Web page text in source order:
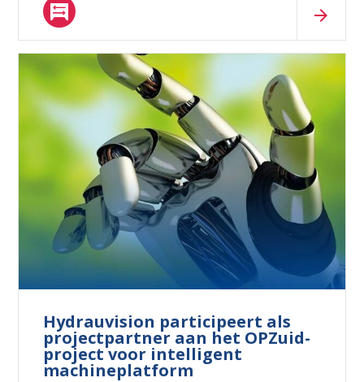
Waar ben je naar op zoek?
Hydrauvision participeert als
projectpartner aan het OPZuid-
project voor intelligent
machineplatform